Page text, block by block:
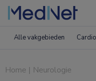
Alle vakgebieden
Home | Neurologie